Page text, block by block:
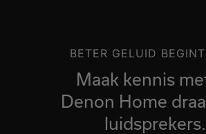
BETER GELUID
Maak kennis
Denon Home
luidsprekers.